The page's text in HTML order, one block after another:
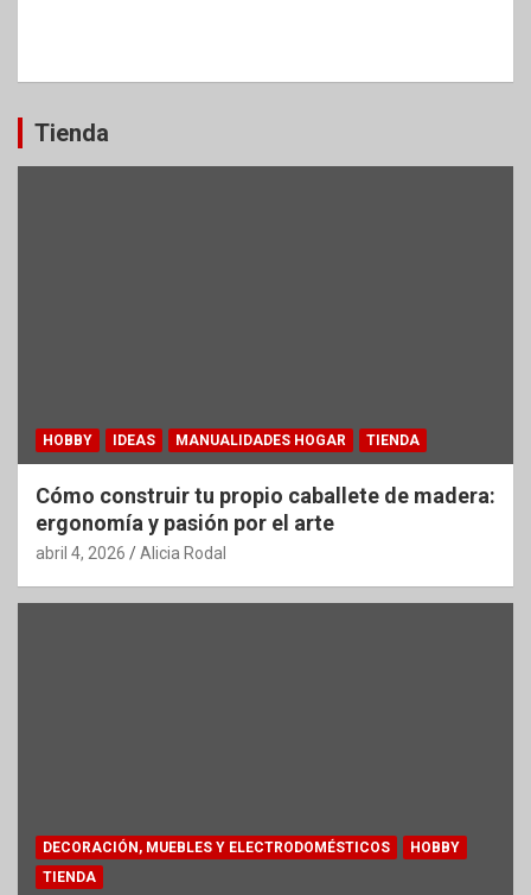
Tienda
HOBBY IDEAS MANUALIDADES HOGAR TIENDA
Cómo construir tu propio caballete de madera:
ergonomía y pasión por el arte
abril 4, 2026 Alicia Rodal
DECORACIÓN, MUEBLES Y ELECTRODOMÉSTICOS
HOBBY
TIENDA